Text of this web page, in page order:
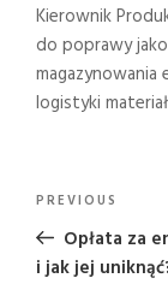
Kierownik
do poprawy
magazynowania
logistyki
Nawigacja
wpisu
Previous
Post
PREVIOUS
Opłata za
i jak jej